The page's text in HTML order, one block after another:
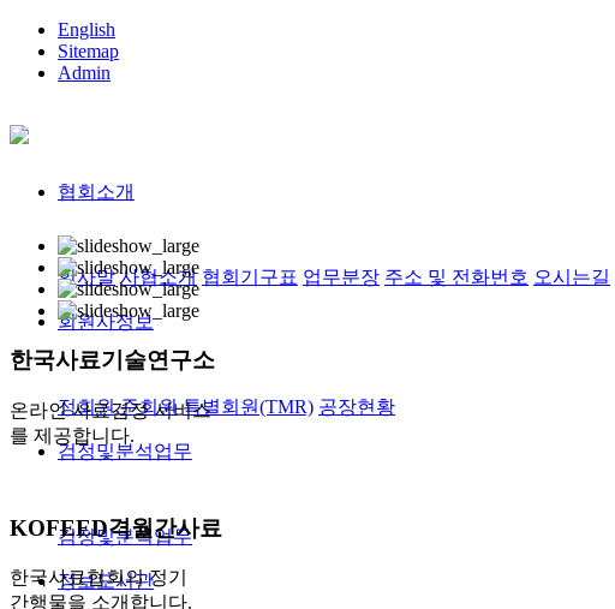
English
Sitemap
Admin
협회소개
인사말 사협소개 협회기구표 업무분장 주소 및 전화번호 오시는길
회원사정보
정회원,준회원 특별회원(TMR) 공장현황
검정및분석업무
검정및분석업무
정보도서관
한국사료기술연구소
온라인 사료검정 서비스
를 제공합니다.
KOFEED격월간사료
한국사료협회의 정기
간행물을 소개합니다.